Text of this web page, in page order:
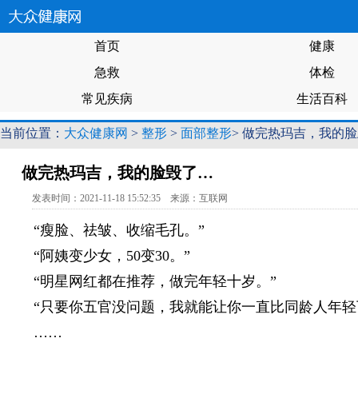
首页
健康
急救
体检
常见疾病
生活百科
当前位置： 大众健康网 > 整形 > 面部整形> 做完热玛吉，我的
做完热玛吉，我的脸毁了…
发表时间：2021-11-18 15:52:35 来源：互联网
“瘦脸、祛皱、收缩毛孔。”
“阿姨变少女，50变30。”
“明星网红都在推荐，做完年轻十岁。”
“只要你五官没问题，我就能让你一直比同龄人年
……